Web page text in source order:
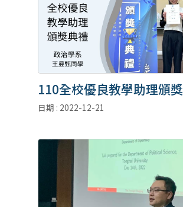
110全校優良教學助理頒獎
日期 : 2022-12-21